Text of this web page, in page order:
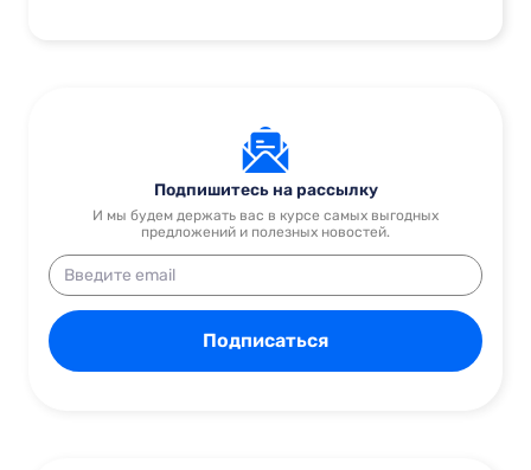
Подпишитесь на рассылку
И мы будем держать вас в курсе самых выгодных
предложений и полезных новостей.
Подписаться